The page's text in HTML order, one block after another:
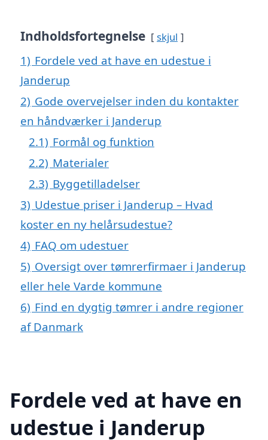
Indholdsfortegnelse skjul
1) Fordele ved at have en udestue i
Janderup
2) Gode overvejelser inden du kontakter
en håndværker i Janderup
2.1) Formål og funktion
2.2) Materialer
2.3) Byggetilladelser
3) Udestue priser i Janderup – Hvad
koster en ny helårsudestue?
4) FAQ om udestuer
5) Oversigt over tømrerfirmaer i Janderup
eller hele Varde kommune
6) Find en dygtig tømrer i andre regioner
af Danmark
Fordele ved at have en
udestue i Janderup